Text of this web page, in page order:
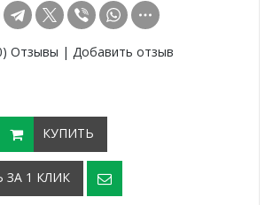
Отзывы | Добавить отзыв
КУПИТЬ
ЗА 1 КЛИК